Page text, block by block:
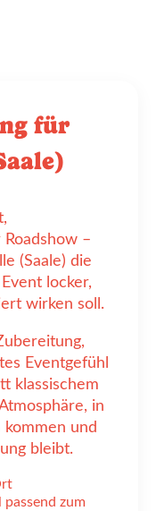
für
–
(Saale) die
locker,
wirken soll.
Eventgefühl
klassischem
in
und
bleibt.
zum